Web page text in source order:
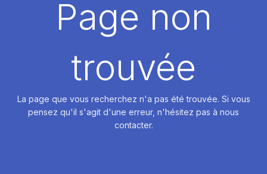
DÉMARRER
Page non
trouvée
La page que vous recherchez n'a pas été trouvée. Si vous
pensez qu'il s'agit d'une erreur, n'hésitez pas à nous
contacter.